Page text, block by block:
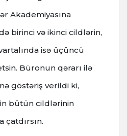
Akademiyasına
birinci və ikinci cildlərin,
isə üçüncü
Büronun qərarı ilə
göstəriş verildi ki,
bütün cildlərinin
çatdırsın.